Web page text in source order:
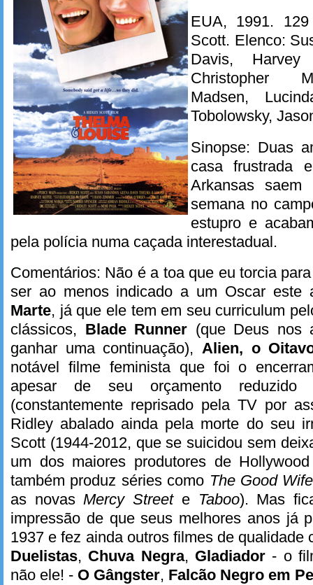
EUA, 1991.
Scott. Elenco:
Davis,
Christopher
Madsen,
Tobolowsky,
Sinopse: Duas
casa frustrada
Arkansas
semana no
estupro e
pela polícia numa caçada interestadual.
Comentários: Não é a toa que eu torcia
ser ao menos indicado a um Oscar
Marte, já que ele tem em seu curriculum
clássicos, Blade Runner (que Deus nos
ganhar uma continuação), Alien, o
notável filme feminista que foi o
apesar de seu orçamento reduzido
(constantemente reprisado pela TV por
Ridley abalado ainda pela morte do seu
Scott (1944-2012, que se suicidou sem
um dos maiores produtores de
também produz séries como The Good Wife
as novasMercy Streete Taboo). Mas
impressão de que seus melhores anos já
1937 e fez ainda outros filmes de
Duelistas, Chuva Negra, Gladiador - o
não ele! - O Gângster, Falcão Negro em